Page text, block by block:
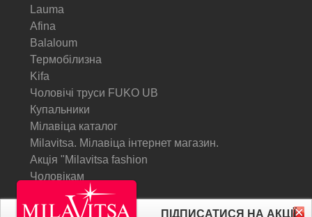
Lauma
Afina
Balaloum
Термобілизна
Kifa
Чоловічі труси FUKO UB
Купальники
Мілавіца каталог
Milavitsa. Мілавіца інтернет магазин.
Акція "Milavitsa fashion
Чоловікам
ПІДПИСАТИСЯ НА АКЦІЇ
© Milavitsa.